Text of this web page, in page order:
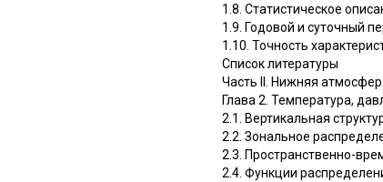
1.8. Статистическое
1.9. Годовой и суточный
1.10. Точность
Список литературы
Часть II. Нижняя
Глава 2. Температура,
2.1. Вертикальная
2.2. Зональное
2.3. Пространственно-
2.4. Функции